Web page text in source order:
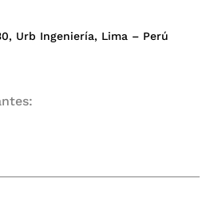
Urb Ingeniería, Lima – Perú